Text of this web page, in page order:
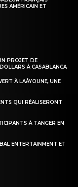
AMÉRICAIN ET
PROJET DE
À CASABLANCA
À LAÂYOUNE, UNE
QUI RÉALISERONT
À TANGER EN
ENTERTAINMENT ET